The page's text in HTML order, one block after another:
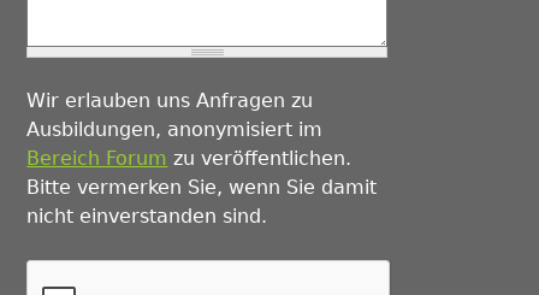
Wir erlauben uns Anfragen zu
Ausbildungen, anonymisiert im
Bereich Forum zu veröffentlichen.
Bitte vermerken Sie, wenn Sie damit
nicht einverstanden sind.